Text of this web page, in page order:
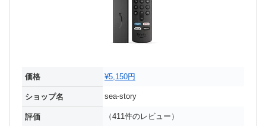
価格 ¥5,150円
ショップ名 sea-story
評価 （411件のレビュー）